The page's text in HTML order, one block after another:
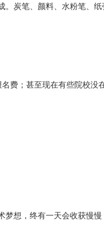
炭笔、颜料、水粉笔、
费；甚至现在有些院校没
想，终有一天会收获慢慢